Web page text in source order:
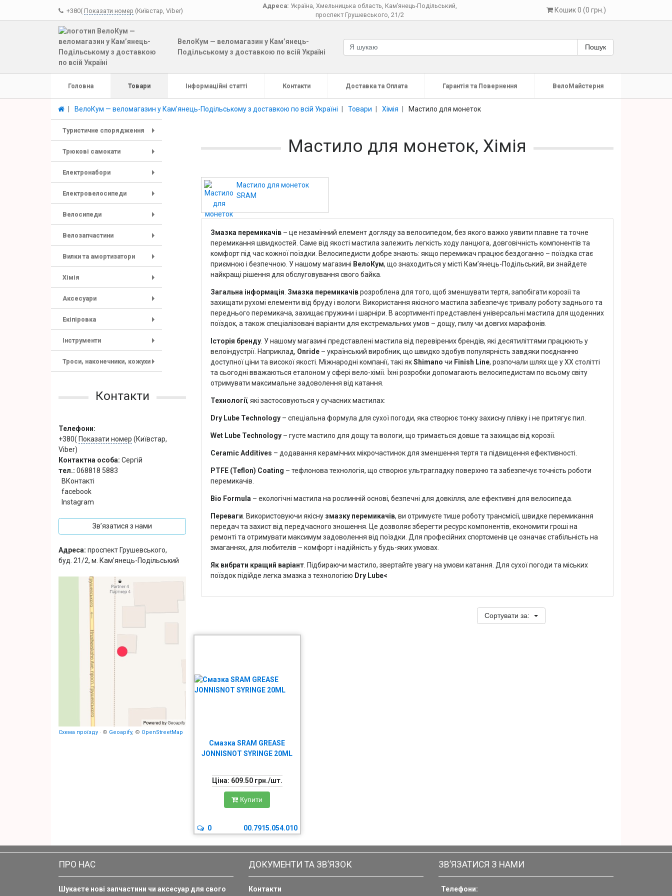
+380( Показати номер (Київстар, Viber)
Адреса: Україна Хмельницька область Кам’янець-Подільський
проспект Грушевського, 21/2
Кошик 0 (0 грн.)
ВелоКум — веломагазин у Кам’янець-
Подільському з доставкою по всій Україні
Пошук
Головна Товари Інформаційні статті Контакти Доставка та Оплата Гарантія та Повернення ВелоМайстерня
ВелоКум — веломагазин у Кам’янець-Подільському з доставкою по всій Україні Товари Хімія Мастило для монеток
Туристичне спорядження
Трюкові самокати
Електронабори
Електровелосипеди
Велосипеди
Велозапчастини
Вилки та амортизатори
Хімія
Аксесуари
Екіпіровка
Інструменти
Троси, наконечники, кожухи
Контакти
Телефони:
+380( Показати номер (Київстар,
Viber)
Контактна особа: Сергій
тел.: 068818 5883
ВКонтакті
facebook
Instagram
Зв’язатися з нами
Адреса: проспект Грушевського,
буд. 21/2, м. Кам’янець-Подільський
Схема проїзду · © Geoapify, © OpenStreetMap
Мастило для монеток, Хімія
Мастило для монеток
SRAM
Змазка перемикачів– це незамінний елемент догляду за велосипедом, без якого важко уявити плавне та точне
перемикання швидкостей. Саме від якості мастила залежить легкість ходу ланцюга, довговічність компонентів та
комфорт під час кожної поїздки. Велосипедисти добре знають: якщо перемикач працює бездоганно – поїздка стає
приємною і безпечною. У нашому магазині ВелоКум, що знаходиться у місті Кам’янець-Подільський, ви знайдете
найкращі рішення для обслуговування свого байка.
Загальна інформація Змазка перемикачіврозроблена для того, щоб зменшувати тертя, запобігати корозії та
захищати рухомі елементи від бруду і вологи. Використання якісного мастила забезпечує тривалу роботу заднього та
переднього перемикача, захищає пружини і шарніри. В асортименті представлені універсальні мастила для щоденних
поїздок, а також спеціалізовані варіанти для екстремальних умов – дощу, пилу чи довгих марафонів.
Історія бренду. У нашому магазині представлені мастила від перевірених брендів, які десятиліттями працюють у
велоіндустрії. Наприклад, Onride– український виробник, що швидко здобув популярність завдяки поєднанню
доступної ціни та високої якості. Міжнародні компанії, такі якShimano чи Finish Line, розпочали шлях ще у ХХ столітті
та сьогодні вважаються еталоном у сфері вело-хімії. Їхні розробки допомагають велосипедистам по всьому світу
отримувати максимальне задоволення від катання.
Технології, які застосовуються у сучасних мастилах:
Dry Lube Technology– спеціальна формула для сухої погоди, яка створює тонку захисну плівку і не притягує пил.
Wet Lube Technology– густе мастило для дощу та вологи, що тримається довше та захищає від корозії.
Ceramic Additives – додавання керамічних мікрочастинок для зменшення тертя та підвищення ефективності.
PTFE (Teflon) Coating – тефлонова технологія, що створює ультрагладку поверхню та забезпечує точність роботи
перемикачів.
Bio Formula – екологічні мастила на рослинній основі, безпечні для довкілля, але ефективні для велосипеда.
Переваги . Використовуючи якісну змазку перемикачів, ви отримуєте тише роботу трансмісії, швидке перемикання
передач та захист від передчасного зношення. Це дозволяє зберегти ресурс компонентів, економити гроші на
ремонті та отримувати максимум задоволення від поїздки. Для професійних спортсменів це означає стабільність на
змаганнях, для любителів – комфорт і надійність у будь-яких умовах.
Як вибрати кращий варіант. Підбираючи мастило, звертайте увагу на умови катання. Для сухої погоди та міських
поїздок підійде легка змазка з технологією Dry Lube<
Сортувати за:
Смазка SRAM GREASE
JONNISNOT SYRINGE 20ML
Ціна: 609.50грн./шт.
Купити
00.7915.054.010
0
ПРО НАС
Шукаєте нові запчастини чи аксесуар для свого
ДОКУМЕНТИ ТА ЗВ’ЯЗОК
Контакти
ЗВ’ЯЗАТИСЯ З НАМИ
Телефони: